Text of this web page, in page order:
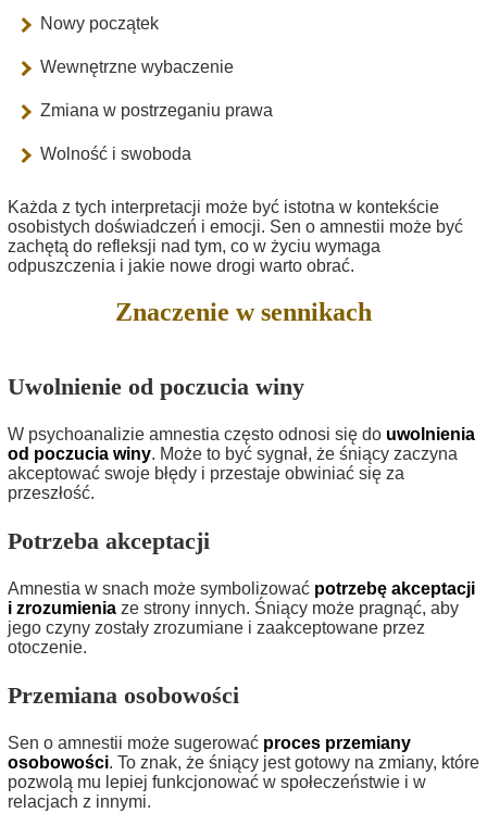
Nowy początek
Wewnętrzne wybaczenie
Zmiana w postrzeganiu prawa
Wolność i swoboda
Każda z tych interpretacji może być istotna w kontekście
osobistych doświadczeń i emocji. Sen o amnestii może być
zachętą do refleksji nad tym, co w życiu wymaga
odpuszczenia i jakie nowe drogi warto obrać.
Znaczenie w sennikach
Uwolnienie od poczucia winy
W psychoanalizie amnestia często odnosi się do uwolnienia
od poczucia winy. Może to być sygnał, że śniący zaczyna
akceptować swoje błędy i przestaje obwiniać się za
przeszłość.
Potrzeba akceptacji
Amnestia w snach może symbolizować potrzebę akceptacji
i zrozumienia ze strony innych. Śniący może pragnąć, aby
jego czyny zostały zrozumiane i zaakceptowane przez
otoczenie.
Przemiana osobowości
Sen o amnestii może sugerować proces przemiany
osobowości. To znak, że śniący jest gotowy na zmiany, które
pozwolą mu lepiej funkcjonować w społeczeństwie i w
relacjach z innymi.